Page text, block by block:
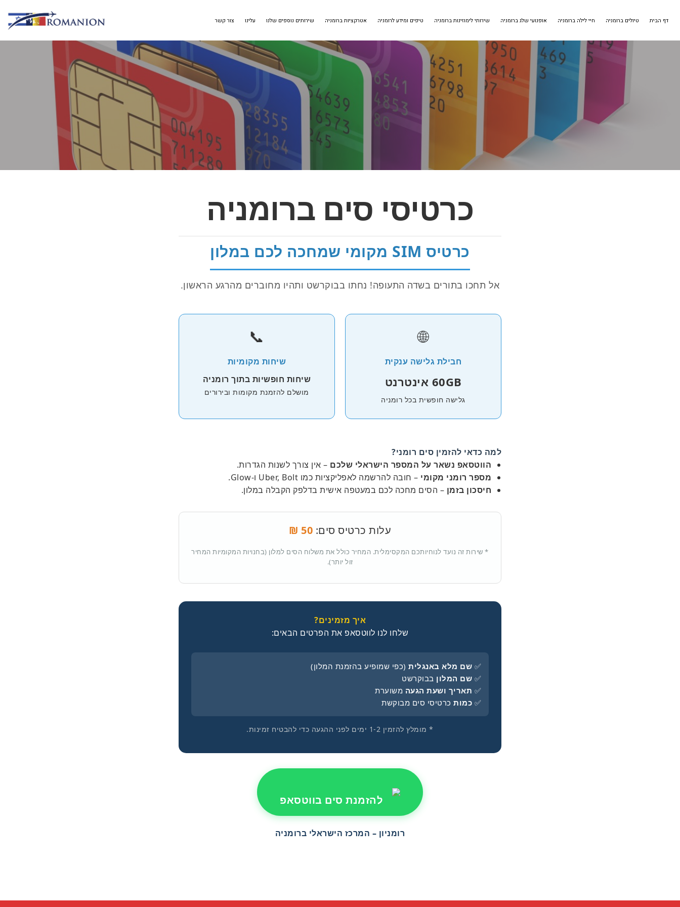
דף הבית טיולים ברומניה חיי לילה ברומניה אופנועי שלג ברומניה שירותי לימוזינות ברומניה טיפים ומידע לרומניה אטרקציות ברומניה שירותים נוספים שלנו עלינו צור קשר
כרטיסי סים ברומניה
כרטיס SIM מקומי שמחכה לכם במלון
אל תחכו בתורים בשדה התעופה! נחתו בבוקרשט ותהיו מחוברים מהרגע הראשון.
🌐
חבילת גלישה ענקית
60GB אינטרנט
גלישה חופשית בכל רומניה
📞
שיחות מקומיות
שיחות חופשיות בתוך רומניה
מושלם להזמנת מקומות ובירורים
למה כדאי להזמין סים רומני?
הווטסאפ נשאר על המספר הישראלי שלכם – אין צורך לשנות הגדרות.
מספר רומני מקומי – חובה להרשמה לאפליקציות כמו Uber, Bolt ו-Glow.
חיסכון בזמן – הסים מחכה לכם במעטפה אישית בדלפק הקבלה במלון.
עלות כרטיס סים: 50 ₪
* שירות זה נועד לנוחיותכם המקסימלית. המחיר כולל את משלוח הסים למלון (בחנויות המקומיות המחיר
זול יותר).
איך מזמינים?
שלחו לנו לווטסאפ את הפרטים הבאים:
✅ שם מלא באנגלית(כפי שמופיע בהזמנת המלון)
✅ שם המלון בבוקרשט
✅ תאריך ושעת הגעה משוערת
✅ כמותכרטיסי סים מבוקשת
* מומלץ להזמין 1-2 ימים לפני ההגעה כדי להבטיח זמינות.
להזמנת סים בווטסאפ
רומניון – המרכז הישראלי ברומניה